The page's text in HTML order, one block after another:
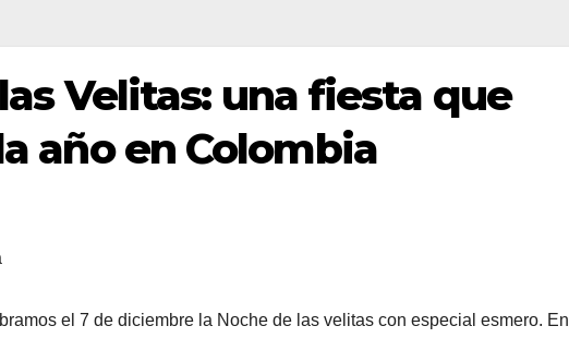
Velitas: una fiesta que
año en Colombia
el 7 de diciembre la Noche de las velitas con especial esmero. En